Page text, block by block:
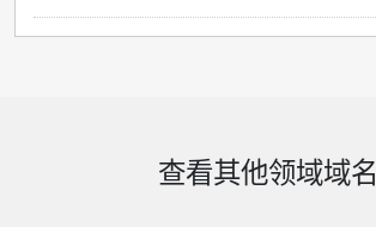
查看其他领域域名